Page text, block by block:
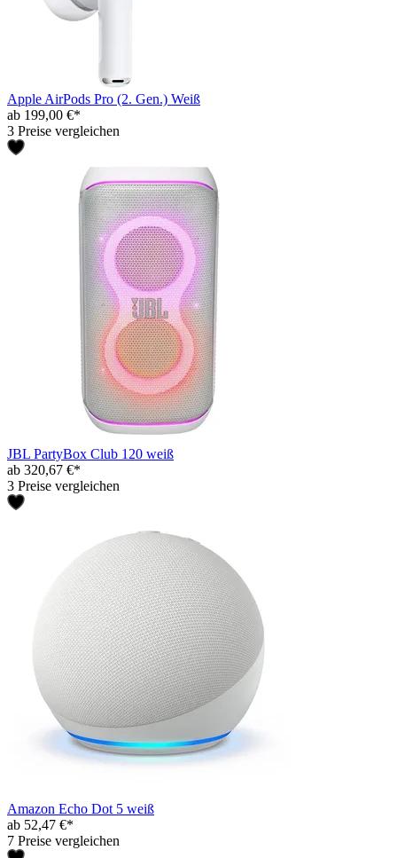
Apple AirPods Pro (2. Gen.) Weiß
ab 199,00 €*
3 Preise vergleichen
JBL PartyBox Club 120 weiß
ab 320,67 €*
3 Preise vergleichen
Amazon Echo Dot 5 weiß
ab 52,47 €*
7 Preise vergleichen